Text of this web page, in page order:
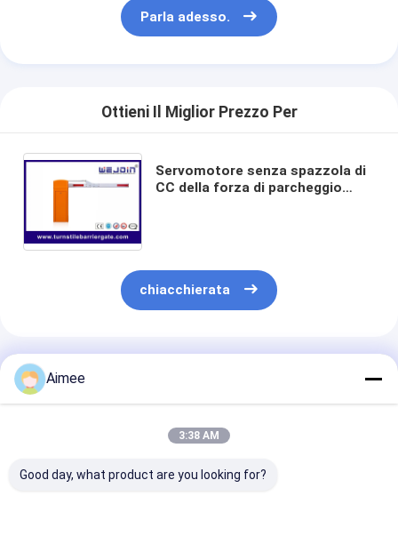
Parla adesso.
Ottieni Il Miglior Prezzo Per
Servomotore senza spazzola di
CC della forza di parcheggio
chiacchierata
Prodotti Raccomandati
Aimee
3:38 AM
Good day, what product are you looking for?